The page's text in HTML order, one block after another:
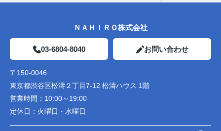
ＮＡＨＩＲＯ株式会社
03-6804-8040 お問い合わせ
〒150-0046
東京都渋谷区松濤２丁目7-12 松濤ハウス 1階
営業時間： 10:00～19:00
定休日： 火曜日・水曜日